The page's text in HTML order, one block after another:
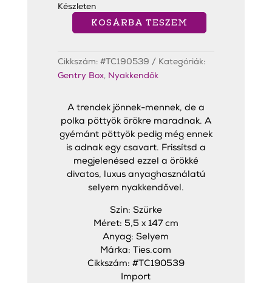
Készleten
Gray
mennyiség
KOSÁRBA TESZEM
Cikkszám: #TC190539
Kategóriák:
Gentry Box, Nyakkendők
A trendek jönnek-mennek, de a
polka pöttyök örökre maradnak. A
gyémánt pöttyök pedig még ennek
is adnak egy csavart. Frissítsd a
megjelenésed ezzel a örökké
divatos, luxus anyaghasználatú
selyem nyakkendővel.
Szín: Szürke
Méret: 5,5 x 147 cm
Anyag: Selyem
Márka: Ties.com
Cikkszám: #TC190539
Import